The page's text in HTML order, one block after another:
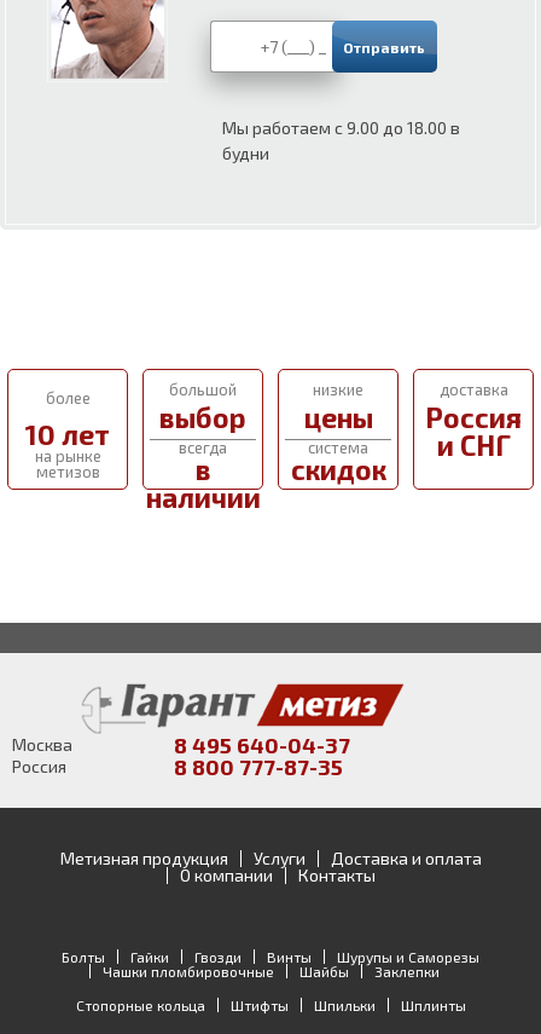
Мы работаем с 9.00 до 18.00 в
будни
более
10 лет
на рынке
метизов
большой
выбор
всегда
в
наличии
низкие
цены
система
скидок
доставка
Россия
и СНГ
Москва 8 495 640-04-37
Россия 8 800 777-87-35
Метизная продукция Услуги
Доставка и оплата
О компании
Контакты
Болты Гайки Гвозди Винты
Шурупы и Саморезы
Чашки пломбировочные
Шайбы
Заклепки
Стопорные кольца
Штифты Шпильки Шплинты